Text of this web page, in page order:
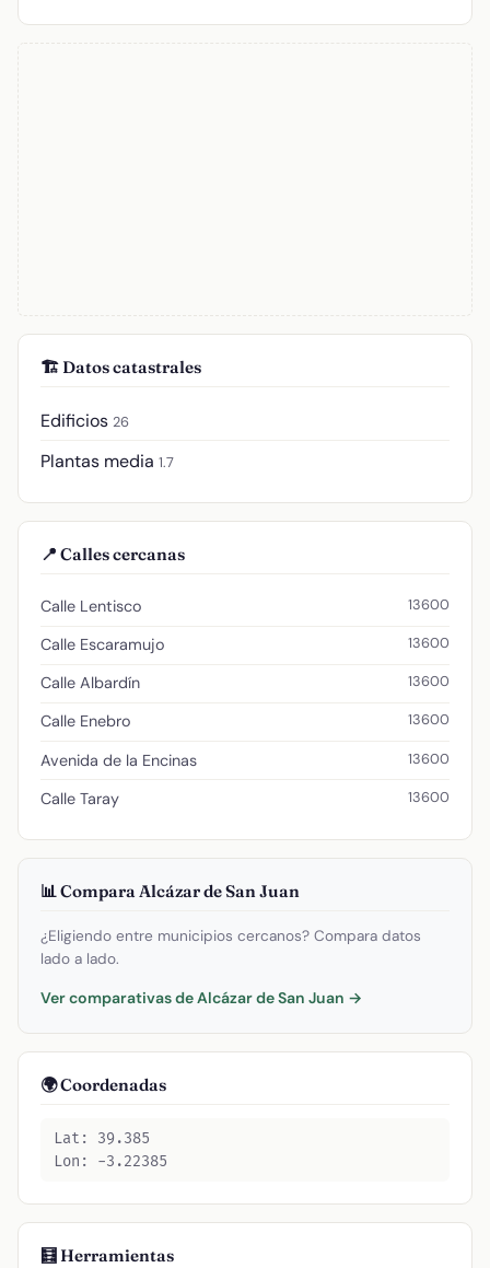
🏗️ Datos catastrales
Edificios 26
Plantas media 1.7
📍 Calles cercanas
Calle Lentisco 13600
Calle Escaramujo 13600
Calle Albardín 13600
Calle Enebro 13600
Avenida de la Encinas 13600
Calle Taray 13600
📊 Compara Alcázar de San Juan
¿Eligiendo entre municipios cercanos? Compara datos
lado a lado.
Ver comparativas de Alcázar de San Juan →
🌍 Coordenadas
Lat: 39.385
Lon: -3.22385
🧮 Herramientas